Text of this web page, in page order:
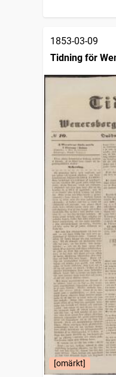
1853-03-09
Tidning för
[omärkt]